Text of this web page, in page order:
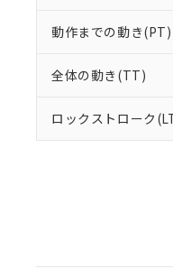
動作までの動き(PT)
全体の動き(TT)
ロックストローク